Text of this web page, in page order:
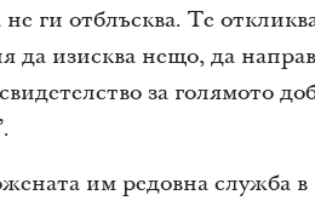
ги отблъсква. Те
да изисква нещо, да
за голямото
им редовна служба